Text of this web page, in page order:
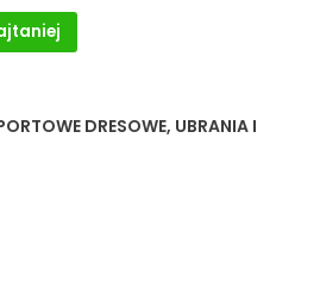
DRESOWE, UBRANIA I